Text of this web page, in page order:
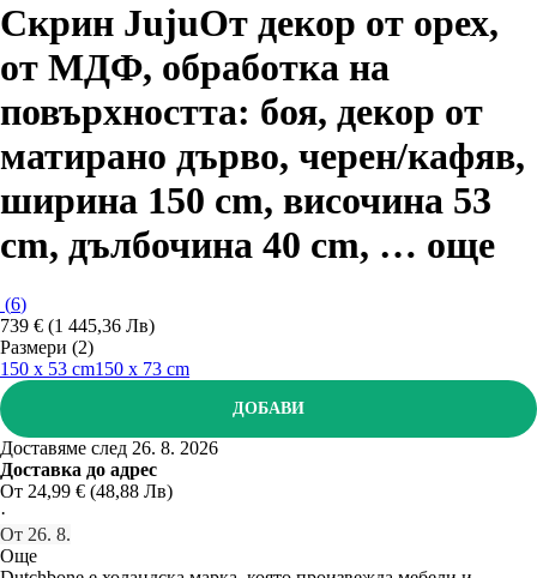
Скрин JujuОт декор от орех,
от МДФ, oбработка на
повърхността: боя, декор от
матирано дърво, черен/кафяв,
ширина 150 cm, височина 53
cm, дълбочина 40 cm, … още
(6)
739 € (1 445,36 Лв)
Размери (2)
150 x 53 cm150 x 73 cm
ДОБАВИ
Доставяме след 26. 8. 2026
Доставка до адрес
От 24,99 € (48,88 Лв)
·
От 26. 8.
Още